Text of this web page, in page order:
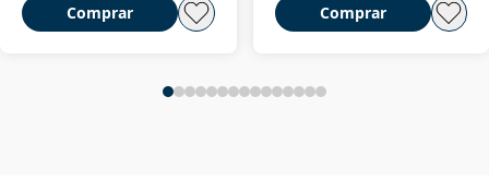
Comprar Comprar